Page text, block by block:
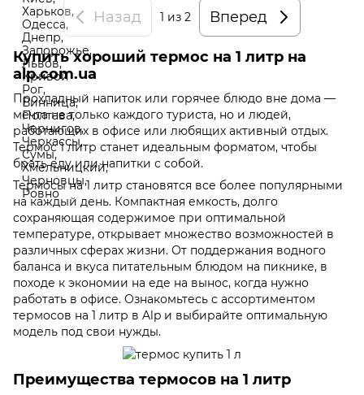
Назад 1 из 2 Вперед
Купить хороший термос на 1 литр на
alp.com.ua
Прохладный напиток или горячее блюдо вне дома —
мечта не только каждого туриста, но и людей,
работающих в офисе или любящих активный отдых.
Термос 1 литр станет идеальным форматом, чтобы
брать еду или напитки с собой.
Термосы на 1 литр становятся все более популярными
на каждый день. Компактная емкость, долго
сохраняющая содержимое при оптимальной
температуре, открывает множество возможностей в
различных сферах жизни. От поддержания водного
баланса и вкуса питательным блюдом на пикнике, в
походе к экономии на еде на вынос, когда нужно
работать в офисе. Ознакомьтесь с ассортиментом
термосов на 1 литр в Alp и выбирайте оптимальную
модель под свои нужды.
Преимущества термосов на 1 литр